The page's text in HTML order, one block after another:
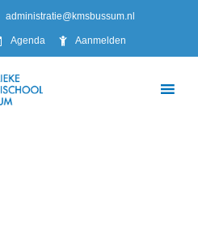
administratie@kmsbussum.nl
Agenda Aanmelden